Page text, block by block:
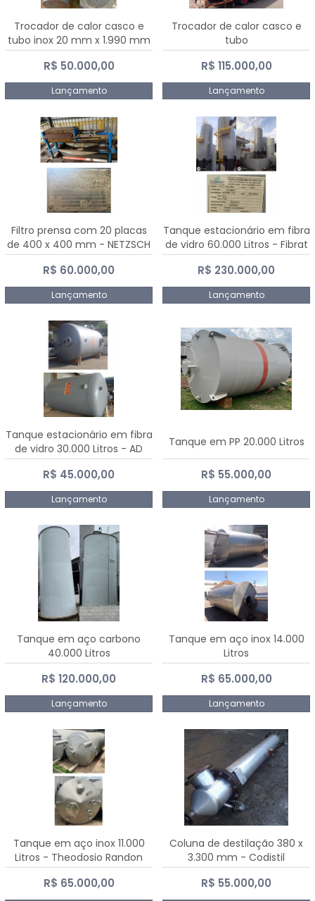
Trocador de calor casco e
tubo inox 20 mm x 1.990 mm
R$ 50.000,00
Lançamento
Trocador de calor casco e
tubo
R$ 115.000,00
Lançamento
Filtro prensa com 20 placas
de 400 x 400 mm - NETZSCH
R$ 60.000,00
Lançamento
Tanque estacionário em fibra
de vidro 60.000 Litros - Fibrat
R$ 230.000,00
Lançamento
Tanque estacionário em fibra
de vidro 30.000 Litros - AD
Fibras
R$ 45.000,00
Lançamento
Tanque em PP 20.000 Litros
R$ 55.000,00
Lançamento
Tanque em aço carbono
40.000 Litros
R$ 120.000,00
Lançamento
Tanque em aço inox 14.000
Litros
R$ 65.000,00
Lançamento
Tanque em aço inox 11.000
Litros - Theodosio Randon
R$ 65.000,00
Coluna de destilação 380 x
3.300 mm - Codistil
R$ 55.000,00